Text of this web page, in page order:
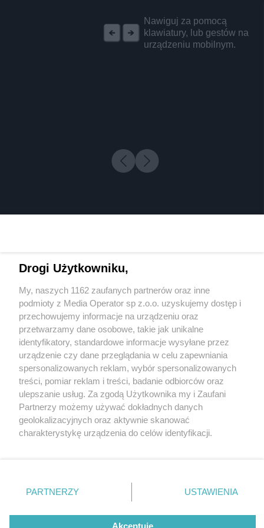
Nawiguj za pomocą
klawiatury, lub gestów na
urządzeniu mobilnym.
2 / 0
Wydawca mediów lokalnych
Nie zapomnij
zapoznać się z:
polityką prywatności regulamin korzystania z portali
Twojemiasto
Piekary Śląskie
Chorzów
Tarnowskie Góry
Gliwice
Skontakuj sięz nami
Kontakt
Wydawca
Redakcja
Drogi Użytkowniku,
My, naszych 1162 zaufanych partnerów oraz inne
podmioty z Media Operator sp z.o.o. uzyskujemy dostęp i
przechowujemy informacje na urządzeniu oraz
przetwarzamy dane osobowe, takie jak unikalne
identyfikatory, standardowe informacje wysyłane przez
urządzenie czy dane przeglądania w celu zapewniania
spersonalizowanych reklam, wybór spersonalizowanych
treści, pomiar reklam i treści, badanie odbiorców oraz
ulepszanie usług. Za zgodą Użytkownika my i Zaufani
Partnerzy możemy używać dokładnych danych
geolokalizacyjnych oraz aktywnie skanować
charakterystykę urządzenia do celów identyfikacji.
zmienić/wycofać klikając przycisk ustawień prywatności
znajdujący się w lewym dolnym rogu strony
rodzaje przetwarzania danych nie wymagają zgody
użytkownika, ale masz prawo sprzeciwić się takiemu
PARTNERZY USTAWIENIA
Akceptuję